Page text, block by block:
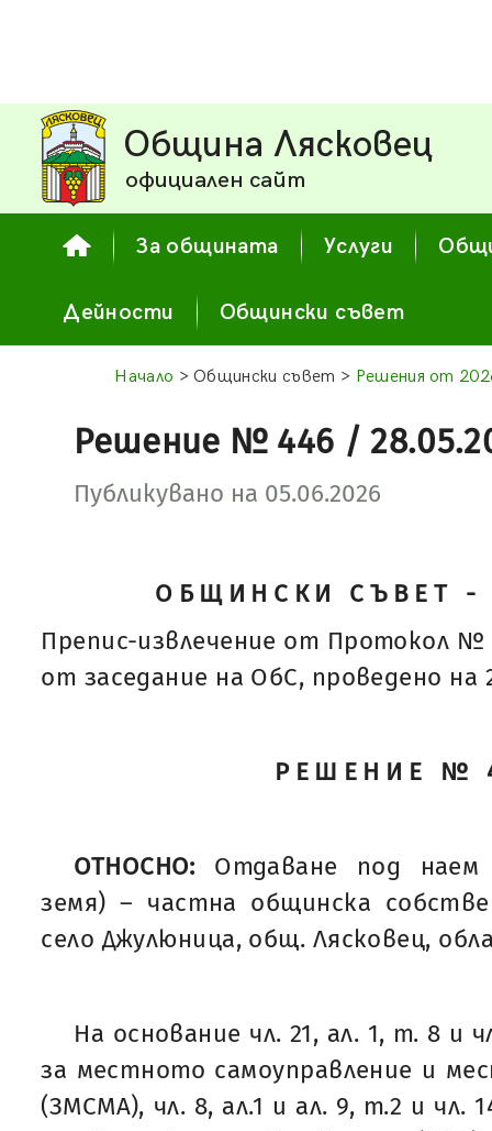
Община Лясковец
официален сайт
За общината Услуги
Дейности Общински съвет
Начало > Общински съвет > Решения от
Решение № 446 /
Публикувано на 05.06.2026
ОБЩИНСКИ СЪВЕТ -
Препис-извлечение от Протокол №
от заседание на ОбС, проведено на
РЕШЕНИЕ №
ОТНОСНО: Отдаване под наем
земя) – частна общинска
село Джулюница, общ. Лясковец,
На основание чл. 21, ал. 1, т. 8 и
за местното самоуправление и
(ЗМСМА), чл. 8, ал.1 и ал. 9, т.2 и чл.